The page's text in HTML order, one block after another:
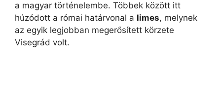
a magyar történelembe. Többek között itt
húzódott a római határvonal a limes, melynek
az egyik legjobban megerősített körzete
Visegrád volt.